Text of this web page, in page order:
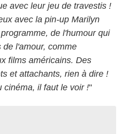
avec leur jeu de travestis !
avec la pin-up Marilyn
de l'humour qui
l'amour, comme
films américains. Des
et attachants, rien à dire !
cinéma, il faut le voir !"